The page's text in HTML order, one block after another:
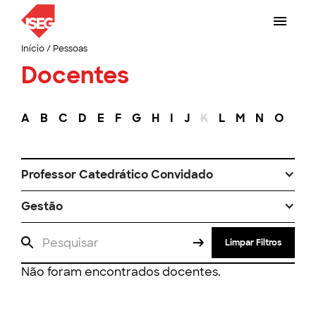
Início/ Pessoas
Docentes
A B C D E F G H I J K L M N O
Professor Catedrático Convidado
Gestão
Limpar Filtros
Não foram encontrados docentes.